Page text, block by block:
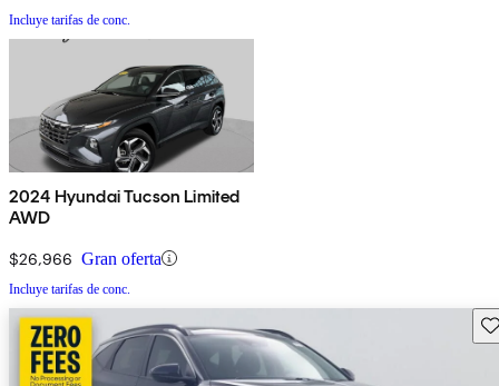
Incluye tarifas de conc.
2024 Hyundai Tucson Limited
AWD
$26,966 Gran oferta
Incluye tarifas de conc.